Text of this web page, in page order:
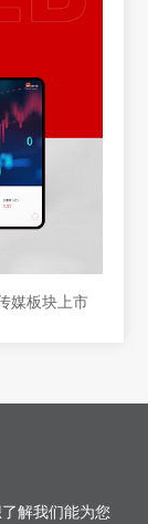
媒板块上市
解我们能为您